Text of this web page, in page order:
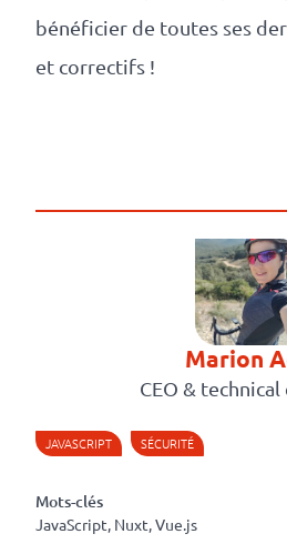
bénéficier de toutes ses
et correctifs !
Marion
CEO &
JAVASCRIPT SÉCURITÉ
Mots-clés
JavaScript, Nuxt, Vue.js